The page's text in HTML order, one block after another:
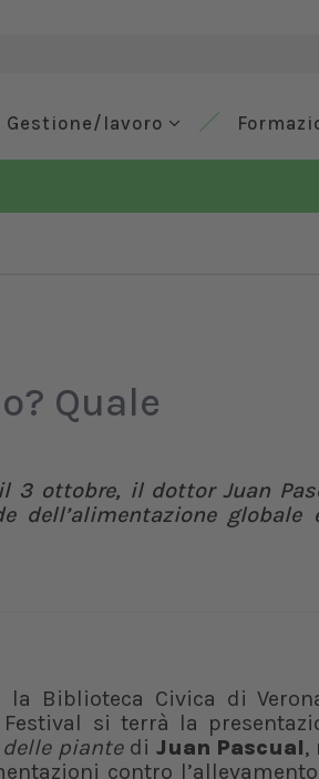
Gestione/lavoro
Quale
3 ottobre, il dottor Juan
globale
Biblioteca Civica di
si terrà la
piantedi Juan Pascual,
contro